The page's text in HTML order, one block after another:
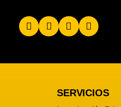
SERVICIOS